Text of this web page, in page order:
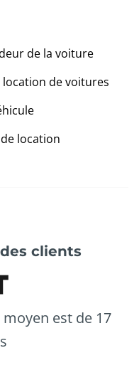
de la voiture
de voitures
location
clients
est de 17